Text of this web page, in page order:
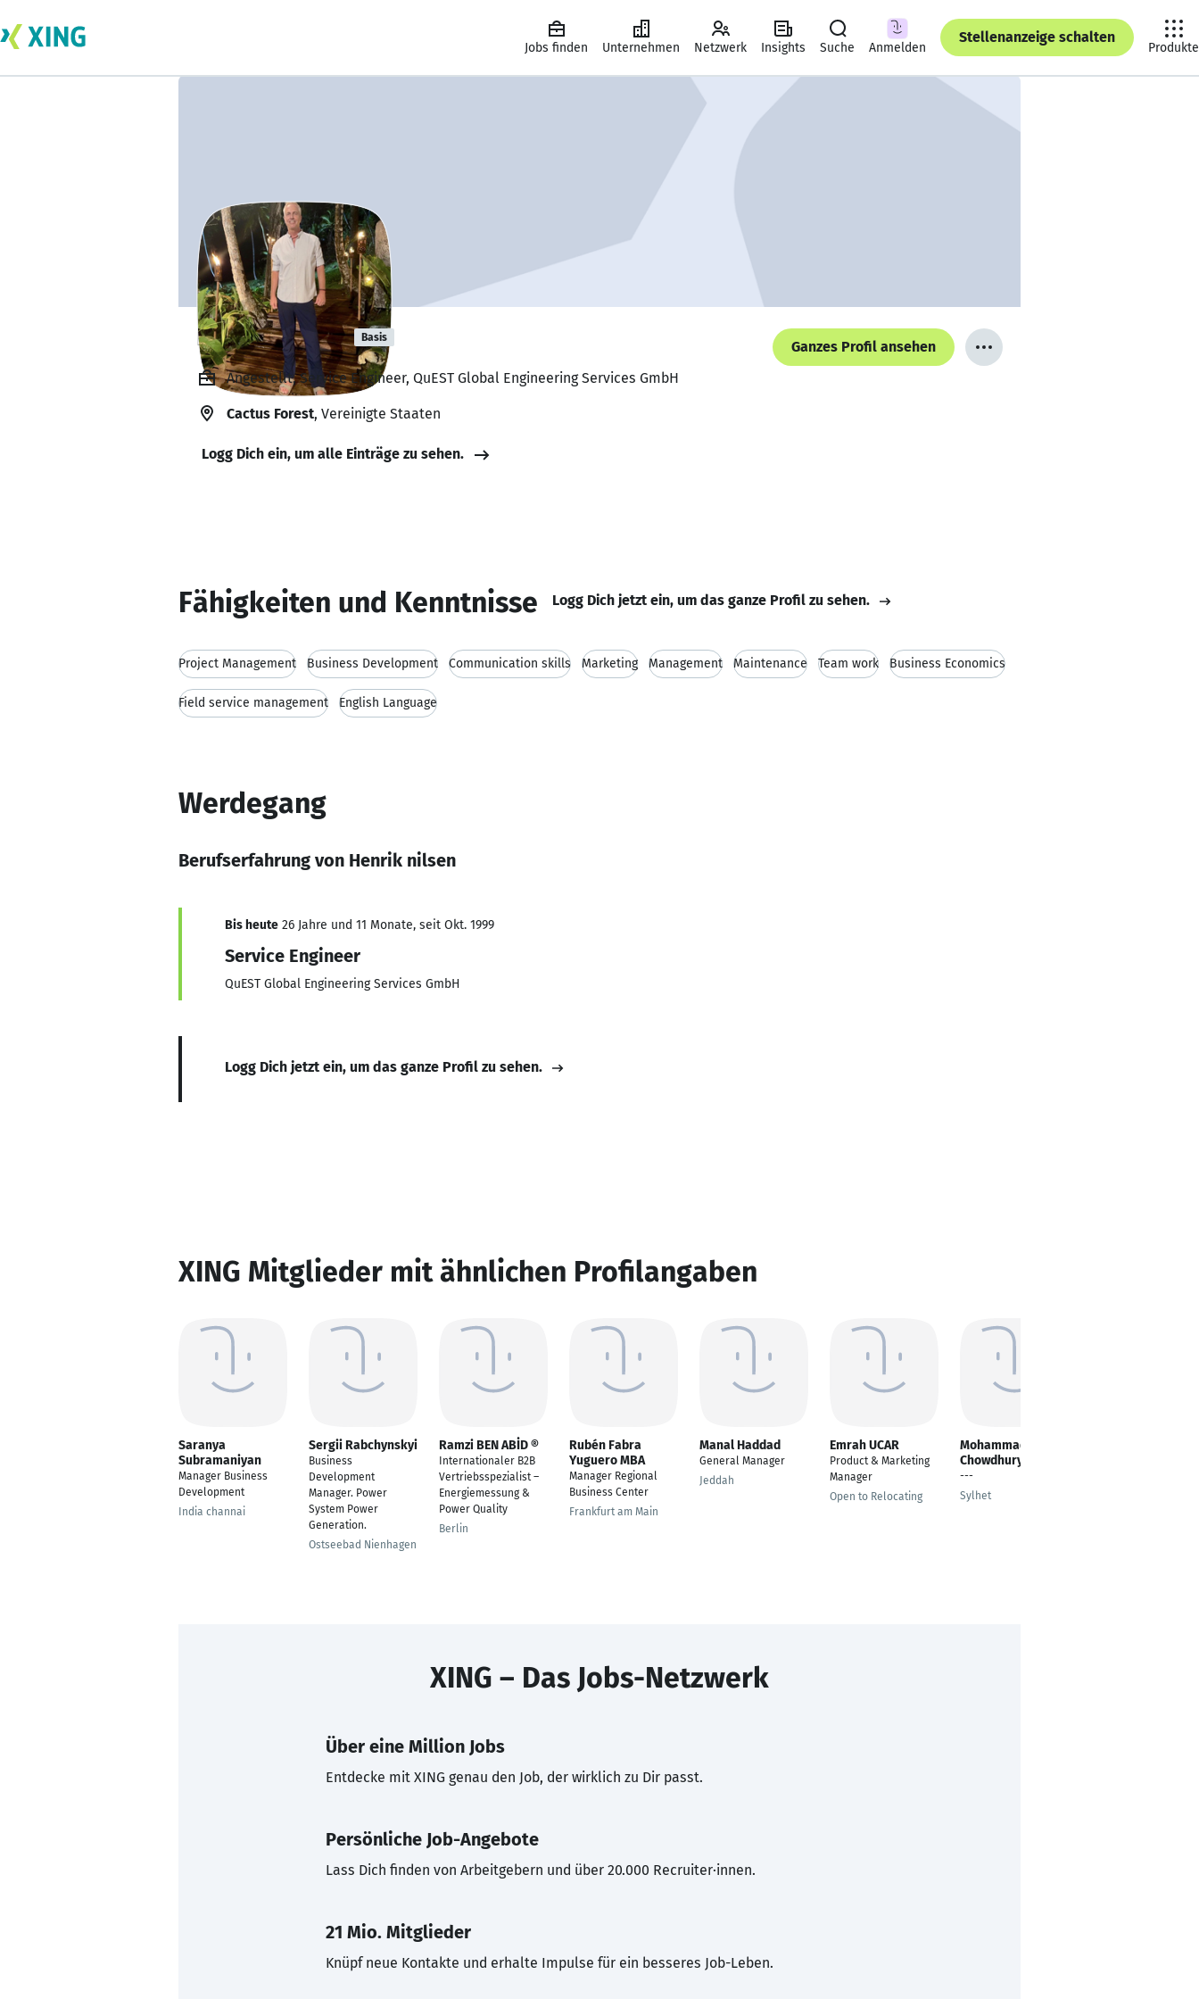
Jobs finden Unternehmen Netzwerk Insights Suche Anmelden
Stellenanzeige schalten
Produkte
Henrik nilsen Basis
Ganzes Profil ansehen
Angestellt, Service Engineer, QuEST Global Engineering Services GmbH
Cactus Forest, Vereinigte Staaten
Logg Dich ein, um alle Einträge zu sehen.
Fähigkeiten und Kenntnisse Logg Dich jetzt ein, um das ganze Profil zu sehen.
Project Management Business Development Communication skills Marketing Management Maintenance Team work Business Economics
Field service management English Language
Werdegang
Berufserfahrung von Henrik nilsen
Bis heute 26 Jahre und 11 Monate, seit Okt. 1999
Service Engineer
QuEST Global Engineering Services GmbH
Logg Dich jetzt ein, um das ganze Profil zu sehen.
XING Mitglieder mit ähnlichen Profilangaben
Saranya
Subramaniyan
Manager Business
Development
India channai
Sergii Rabchynskyi
Business
Development
Manager. Power
System Power
Generation.
Ostseebad Nienhagen
Ramzi BEN ABİD ®
Internationaler B2B
Vertriebsspezialist –
Energiemessung &
Power Quality
Berlin
Rubén Fabra
Yuguero MBA
Manager Regional
Business Center
Frankfurt am Main
Manal Haddad
General Manager
Jeddah
Emrah UCAR
Product & Marketing
Manager
Open to Relocating
Mohammad Nawfal
Chowdhury
---
Sylhet
XING – Das Jobs-Netzwerk
Über eine Million Jobs
Entdecke mit XING genau den Job, der wirklich zu Dir passt.
Persönliche Job-Angebote
Lass Dich finden von Arbeitgebern und über 20.000 Recruiter·innen.
21 Mio. Mitglieder
Knüpf neue Kontakte und erhalte Impulse für ein besseres Job-Leben.